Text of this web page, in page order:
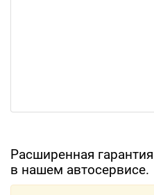
Расширенная
в нашем автосервисе.